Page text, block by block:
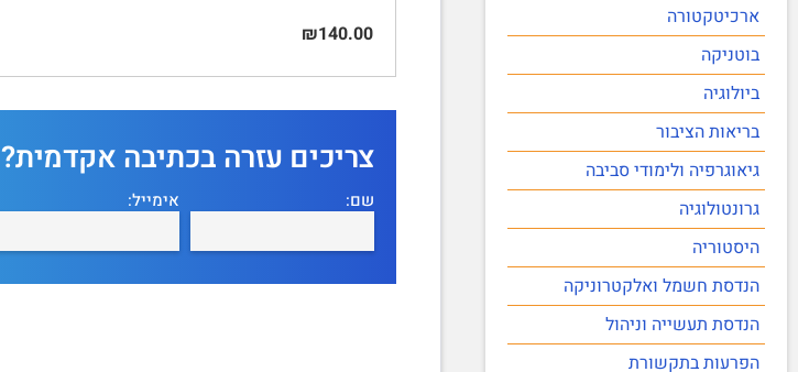
ארכיטקטורה
בוטניקה
ביולוגיה
בריאות הציבור
גיאוגרפיה ולימודי סביבה
גרונטולוגיה
היסטוריה
הנדסת חשמל ואלקטרוניקה
הנדסת תעשייה וניהול
הפרעות בתקשורת
₪140.00
צריכים עזרה בכתיבה אקדמית?
שם: אימייל: